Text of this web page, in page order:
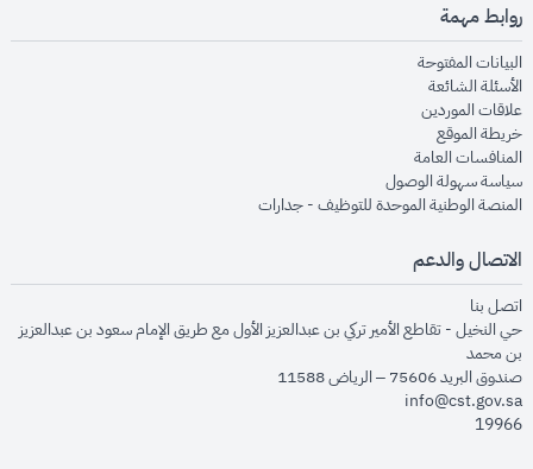
روابط مهمة
البيانات المفتوحةopens in new window
الأسئلة الشائعةopens in new window
علاقات الموردينopens in new window
خريطة الموقعopens in new window
المنافسات العامةopens in new window
سياسة سهولة الوصولopens in new window
المنصة الوطنية الموحدة للتوظيف - جداراتopens in new window
الاتصال والدعم
اتصل بنا
حي النخيل - تقاطع الأمير تركي بن عبدالعزيز الأول مع طريق الإمام سعود بن عبدالعزيز
بن محمد
صندوق البريد 75606 – الرياض 11588
info@cst.gov.sa
19966